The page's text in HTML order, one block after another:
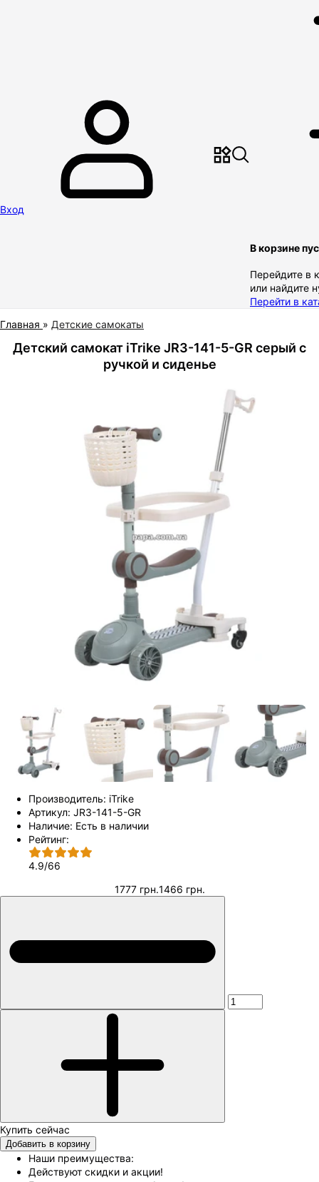
Вход
В корзине
Перейдите в
или найдите
Перейти в
Главная » Детские самокаты
Детский самокат iTrike JR3-141-5-GR серый с
ручкой и сиденье
Производитель: iTrike
Артикул: JR3-141-5-GR
Наличие: Есть в наличии
Рейтинг:
4.9/66
1777 грн.1466 грн.
Добавить в корзину
Наши преимущества:
Действуют скидки и акции!